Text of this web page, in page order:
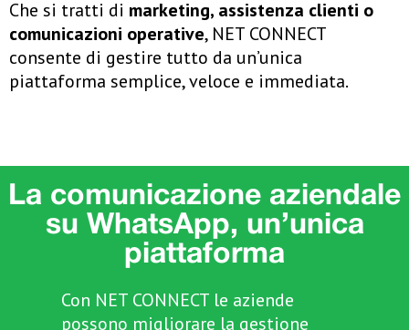
Che si tratti di marketing, assistenza clienti o
comunicazioni operative, NET CONNECT
consente di gestire tutto da un’unica
piattaforma semplice, veloce e immediata.
La comunicazione aziendale
su WhatsApp, un’unica
piattaforma
Con NET CONNECT le aziende
possono migliorare la gestione